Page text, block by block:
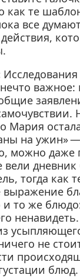
как те
все думают
Мария
на ужин»
можно даже
тогда как
то же
не
блюд.